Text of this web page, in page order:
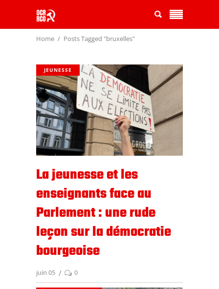
Home Posts Tagged "bruxelles"
JEUNESSE
La jeunesse et les
enseignants face au
Parlement : une rude
leçon sur la démocratie
bourgeoise
juin 05 0